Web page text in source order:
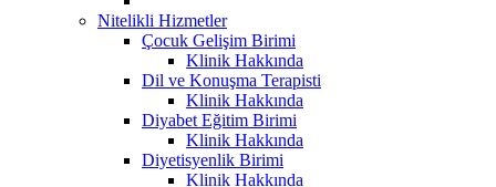
Nitelikli Hizmetler
Çocuk Gelişim Birimi
Klinik Hakkında
Dil ve Konuşma Terapisti
Klinik Hakkında
Diyabet Eğitim Birimi
Klinik Hakkında
Diyetisyenlik Birimi
Klinik Hakkında